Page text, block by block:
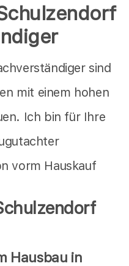
sind
mit einem hohen
Ich bin für Ihre
vorm Hauskauf
Hausbau in